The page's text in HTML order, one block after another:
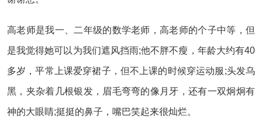
高老师是我一、二年级的数学老师，高老师的个子中等，但
是我觉得她可以为我们遮风挡雨;他不胖不瘦，年龄大约有40
多岁，平常上课爱穿裙子，但不上课的时候穿运动服;头发乌
黑，夹杂着几根银发，眉毛弯弯的像月牙，还有一双炯炯有
神的大眼睛;挺挺的鼻子，嘴巴笑起来很灿烂。